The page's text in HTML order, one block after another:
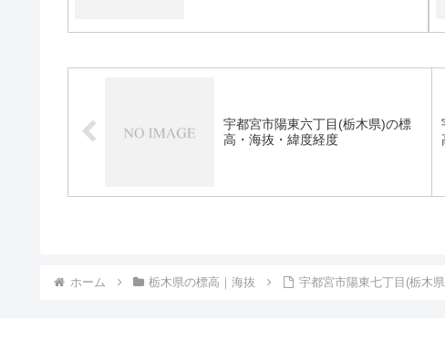
宇都宮市陽東六丁目(栃木県)の標
高・海抜・緯度経度
ホーム 栃木県の標高｜海抜 宇都宮市陽東七丁目(栃木